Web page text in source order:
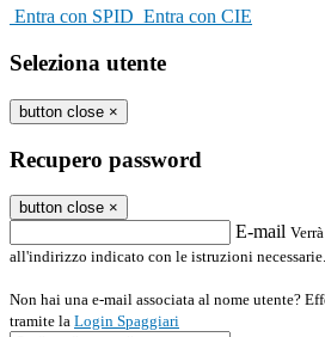
Entra con SPID Entra con CIE
Seleziona utente
button close ×
Recupero password
button close ×
E-mail
all'indirizzo indicato con le istruzioni necessarie.
Non hai una e-mail associata al nome utente?
tramite la Login Spaggiari